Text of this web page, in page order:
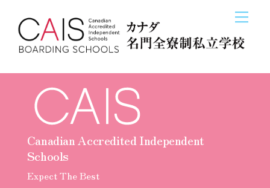
content
メニ
閉じ
Canadian Accredited Independent
Schools
Expect The Best